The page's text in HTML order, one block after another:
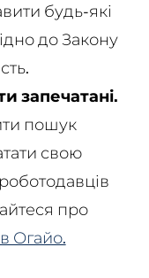
будь-які
до Закону
запечатані.
пошук
свою
про
Огайо.